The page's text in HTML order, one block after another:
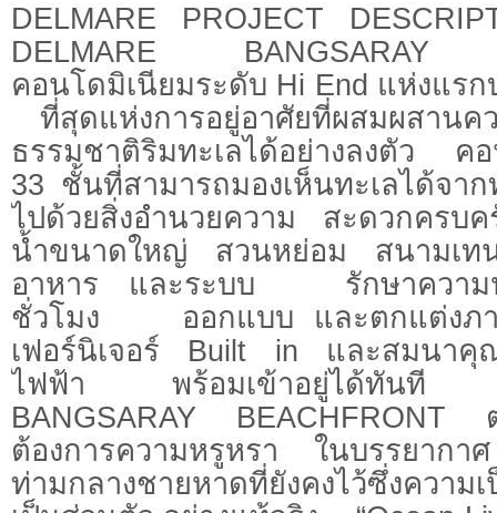
DELMARE PROJECT
DELMARE BANGSARAY
คอนโดมิเนียมระดับ Hi End แห่งแร
ที่สุดแห่งการอยู่อาศัยที่ผสมผสานค
ธรรมชาติริมทะเลได้อย่างลงตัว ค
33 ชั้นที่สามารถมองเห็นทะเลได้จา
ไปด้วยสิ่งอำนวยความ สะดวกครบค
น้ำขนาดใหญ่ สวนหย่อม สนามเ
อาหาร และระบบ รักษาความ
ชั่วโมง ออกแบบ และตกแต่งภาย
เฟอร์นิเจอร์ Built in และสมนาคุณ
ไฟฟ้า พร้อมเข้าอยู่ได้ทัน
BANGSARAY BEACHFRONT
ต้องการความหรูหรา ในบรรย
ท่ามกลางชายหาดที่ยังคงไว้ซึ่งควา